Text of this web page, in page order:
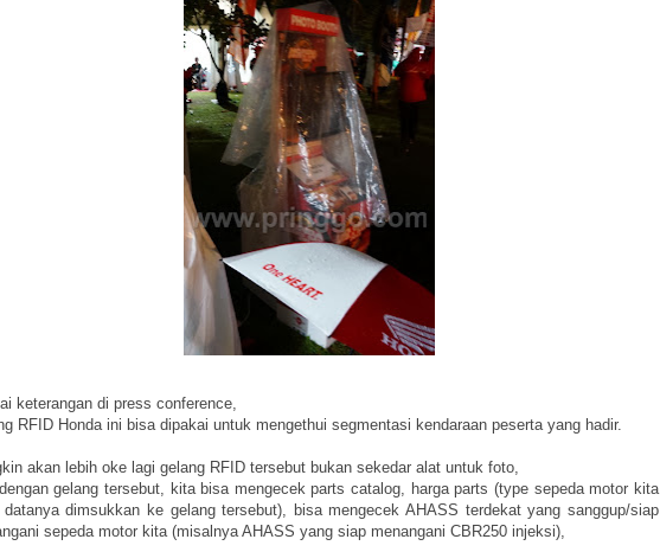
keterangan di press conference,
RFID Honda ini bisa dipakai untuk mengethui segmentasi kendaraan peserta yang hadir.
akan lebih oke lagi gelang RFID tersebut bukan sekedar alat untuk foto,
gelang tersebut, kita bisa mengecek parts catalog, harga parts (type sepeda motor kita
datanya dimsukkan ke gelang tersebut), bisa mengecek AHASS terdekat yang sanggup/siap
sepeda motor kita (misalnya AHASS yang siap menangani CBR250 injeksi),